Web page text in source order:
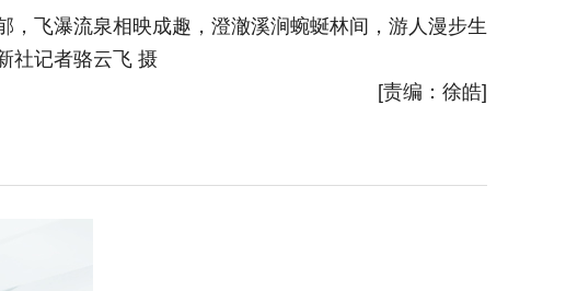
飞瀑流泉相映成趣，澄澈溪涧蜿蜒林间，游人漫步生
社记者骆云飞 摄
[责编：徐皓]